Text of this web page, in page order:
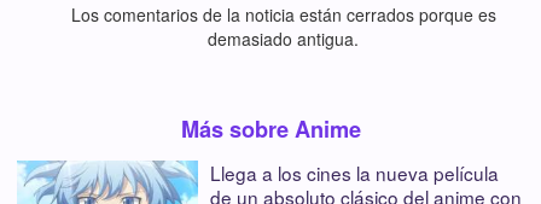
Los comentarios de la noticia están cerrados porque es
demasiado antigua.
Más sobre Anime
Llega a los cines la nueva película
de un absoluto clásico del anime con